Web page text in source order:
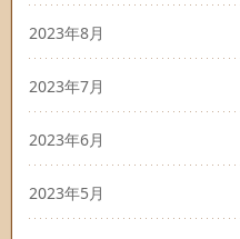
2023年8月
2023年7月
2023年6月
2023年5月